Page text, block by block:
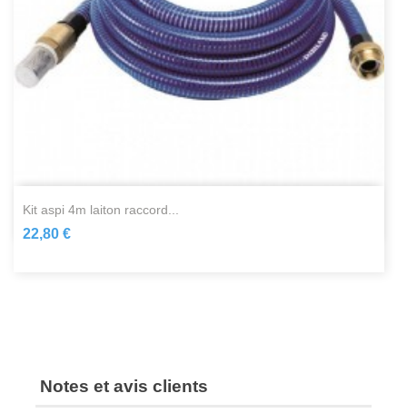
kit aspi 4m laiton raccord...
22,80 €
Notes et avis clients